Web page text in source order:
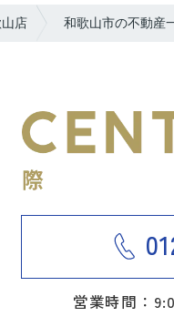
店 和歌山市の不動産
営業時間：